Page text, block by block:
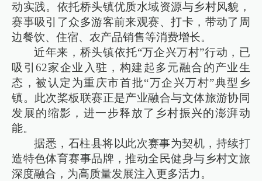
动实践。依托桥头镇优质水域资源与乡村风貌，
赛事吸引了众多游客前来观赛、打卡，带动了周
边餐饮、住宿、农产品销售等消费增长。
近年来，桥头镇依托“万企兴万村”行动，已
吸引62家企业入驻，构建起多元融合的产业生
态，被认定为重庆市首批“万企兴万村”典型乡
镇。此次桨板联赛正是产业融合与文体旅游协同
发展的缩影，进一步释放了乡村振兴的澎湃动
能。
据悉，石柱县将以此次赛事为契机，持续打
造特色体育赛事品牌，推动全民健身与乡村文旅
深度融合，为高质量发展注入更多活力。